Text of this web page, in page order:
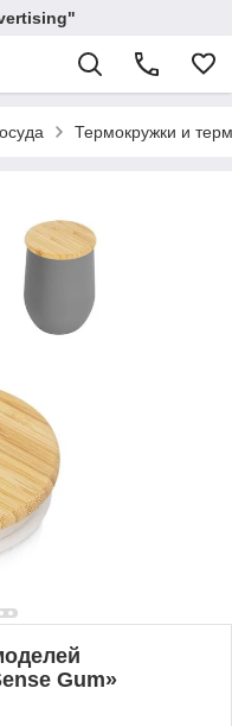
Термокружки и
Gum»